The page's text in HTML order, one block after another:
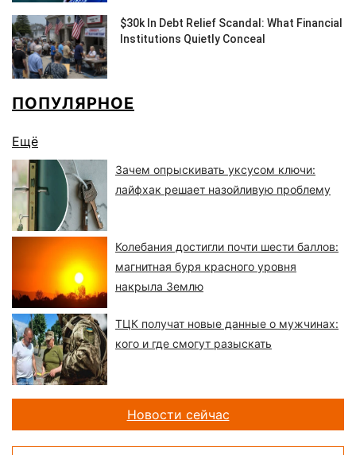
ПОПУЛЯРНОЕ
Ещё
Зачем опрыскивать уксусом ключи:
лайфхак решает назойливую проблему
Колебания достигли почти шести баллов:
магнитная буря красного уровня
накрыла Землю
ТЦК получат новые данные о мужчинах:
кого и где смогут разыскать
Новости сейчас